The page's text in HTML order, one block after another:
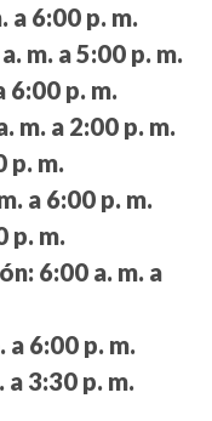
a 6:00 p. m.
m. a 5:00 p. m.
6:00 p. m.
m. a 2:00 p. m.
p. m.
a 6:00 p. m.
p. m.
6:00 a. m. a
a 6:00 p. m.
a 3:30 p. m.